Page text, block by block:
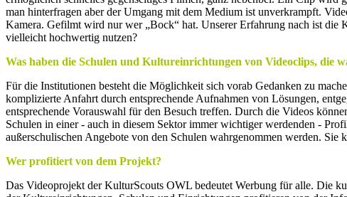
man hinterfragen aber der Umgang mit dem Medium ist unverkrampft.
Kamera. Gefilmt wird nur wer „Bock“ hat. Unserer Erfahrung nach ist die
vielleicht hochwertig nutzen?
Was haben die Schulen und Kultureinrichtungen von Videoclips, die
Für die Institutionen besteht die Möglichkeit sich vorab Gedanken zu
komplizierte Anfahrt durch entsprechende Aufnahmen von Lösungen,
entsprechende Vorauswahl für den Besuch treffen. Durch die Videos
Schulen in einer - auch in diesem Sektor immer wichtiger werdenden -
außerschulischen Angebote von den Schulen wahrgenommen werden.
Wer profitiert von dem Projekt?
Das Videoprojekt der KulturScouts OWL bedeutet Werbung für alle. Die